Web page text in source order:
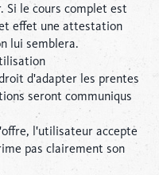
Si le cours complet est
effet une attestation
lui semblera.
d'adapter les prentes
seront communiqus
l'utilisateur accepte
pas clairement son